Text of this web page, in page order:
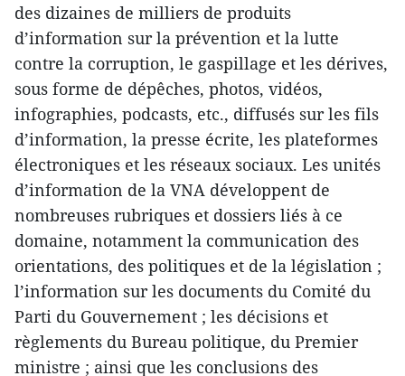
des dizaines de milliers de produits
d’information sur la prévention et la lutte
contre la corruption, le gaspillage et les dérives,
sous forme de dépêches, photos, vidéos,
infographies, podcasts, etc., diffusés sur les fils
d’information, la presse écrite, les plateformes
électroniques et les réseaux sociaux. Les unités
d’information de la VNA développent de
nombreuses rubriques et dossiers liés à ce
domaine, notamment la communication des
orientations, des politiques et de la législation ;
l’information sur les documents du Comité du
Parti du Gouvernement ; les décisions et
règlements du Bureau politique, du Premier
ministre ; ainsi que les conclusions des